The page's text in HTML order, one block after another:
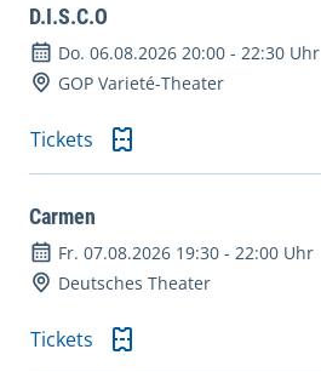
D.I.S.C.O
Do. 06.08.2026 20:00 - 22:30 Uhr
GOP Varieté-Theater
Tickets
Carmen
Fr. 07.08.2026 19:30 - 22:00 Uhr
Deutsches Theater
Tickets